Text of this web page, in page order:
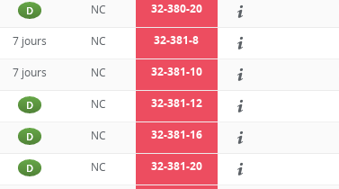
D NC 32-380-20
7 jours NC 32-381-8
7 jours NC 32-381-10
D NC 32-381-12
D NC 32-381-16
D NC 32-381-20